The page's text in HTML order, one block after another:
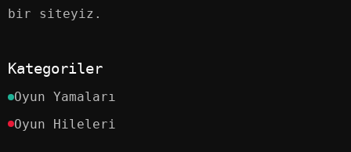
bir siteyiz.
Kategoriler
Oyun Yamaları
Oyun Hileleri